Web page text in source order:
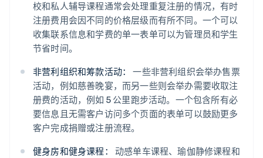
校和私人辅导课程通常会处理重复注册的情况，有时
注册费用会因不同的价格层级而有所不同。一个可以
收集联系信息和学费的单一表单可以为管理员和学生
节省时间。
非营利组织和筹款活动：
一些非营利组织会举办售票
活动，例如慈善晚宴，而另一些则会举办需要收取注
册费的活动，例如 5 公里跑步活动。一个包含所有必
要信息且无需客户访问多个页面的表单可以鼓励更多
客户完成捐赠或注册流程。
健身房和健身课程：
动感单车课程、瑜伽静修课程和